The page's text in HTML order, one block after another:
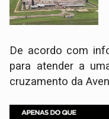
​De acordo com
para atender a
cruzamento da